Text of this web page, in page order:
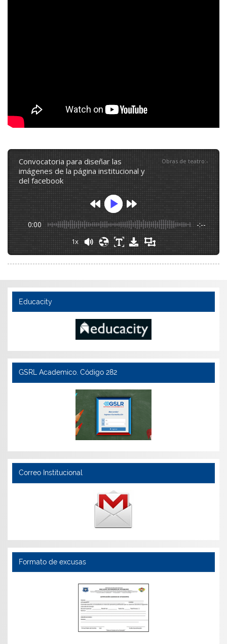
convocatoria para diseñar las
imágenes de la página institucional y
del facebook
Obras de teatro:-
0:00 -:--
1x
Educacity
GSRL Academico. Código 282
Correo Institucional
Formato de excusas